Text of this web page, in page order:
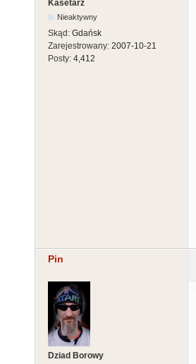
Kasetarz
Nieaktywny
Skąd: Gdańsk
Zarejestrowany: 2007-10-21
Posty: 4,412
Pin
Dziad Borowy